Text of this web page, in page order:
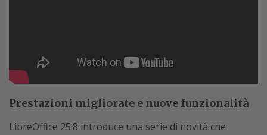
Prestazioni migliorate e nuove funzionalità
LibreOffice 25.8 introduce una serie di novità che